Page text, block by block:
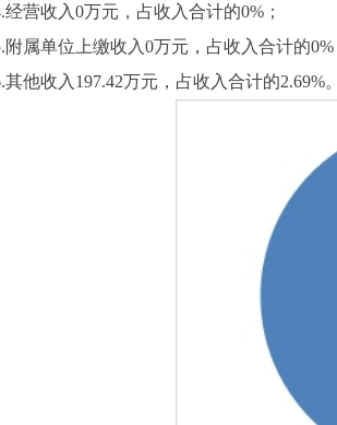
收入0万元，占收入合计的0%；
单位上缴收入0万元，占收入合计的0%
收入197.42万元，占收入合计的2.69%